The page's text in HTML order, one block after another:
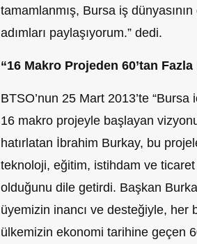
tamamlanmış, Bursa iş
adımları paylaşıyorum.” dedi.
“16 Makro Projeden 60’tan Fazla
BTSO’nun 25 Mart 2013’te “Bursa
16 makro projeyle başlayan
hatırlatan İbrahim Burkay, bu
teknoloji, eğitim, istihdam ve ticaret
olduğunu dile getirdi. Başkan
üyemizin inancı ve desteğiyle,
ülkemizin ekonomi tarihine geçen